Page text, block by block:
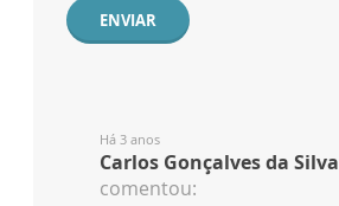
ENVIAR
Há 3 anos
Carlos Gonçalves da Silva
comentou: